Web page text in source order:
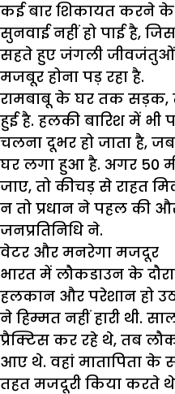
कई बार शिकायत करने के
सुनवाई नहीं हो पाई है,
सहते हुए जंगली
मजबूर होना पड़ रहा है.
रामबाबू के घर तक सड़क,
हुई है. हलकी बारिश में
चलना दूभर हो जाता है,
घर लगा हुआ है. अगर 50
जाए, तो कीचड़ से राहत
न तो प्रधान ने पहल की
जनप्रतिनिधि ने.
वेटर और मनरेगा मजदूर
भारत में लौकडाउन के
हलकान और परेशान हो
ने हिम्मत नहीं हारी थी.
प्रैक्टिस कर रहे थे, तब
आए थे. वहां मातापिता
तहत मजदूरी किया करते